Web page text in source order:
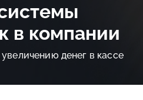
в компании
денег в кассе